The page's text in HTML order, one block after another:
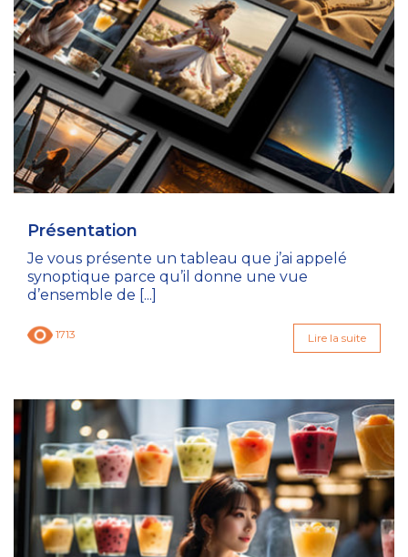
Présentation
Je vous présente un tableau que j’ai appelé
synoptique parce qu’il donne une vue
d’ensemble de [...]
1713 Lire la suite